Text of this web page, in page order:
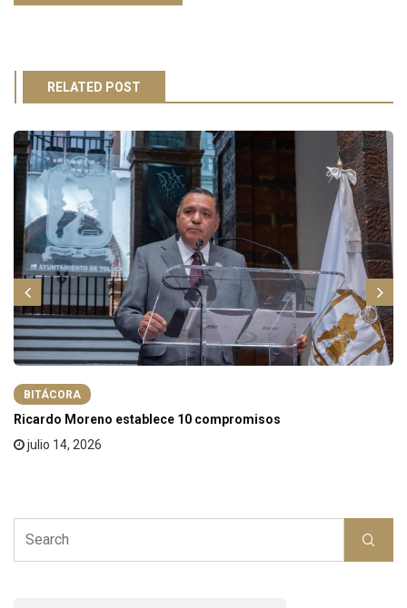
RELATED POST
BITÁCORA
Ricardo Moreno establece 10 compromisos
julio 14, 2026